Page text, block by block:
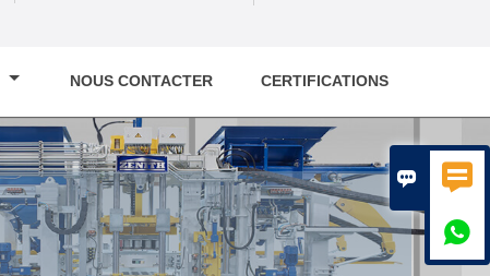
 

NOUS CONTACTER CERTIFICATIONS